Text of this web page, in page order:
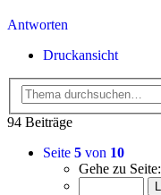
Antworten
Druckansicht
94 Beiträge
Seite 5 von 10
Gehe zu Seite: